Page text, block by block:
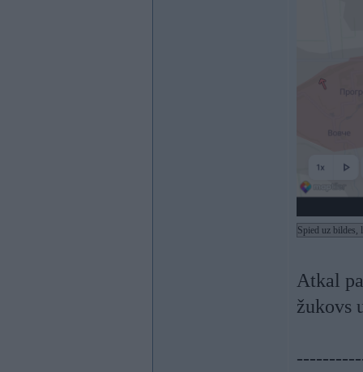
Spied uz bildes,
Atkal
žukovs